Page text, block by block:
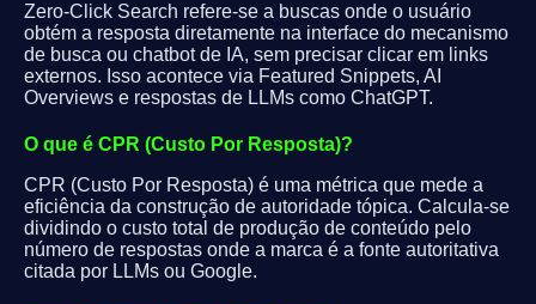
Zero-Click Search refere-se a buscas onde o usuário
obtém a resposta diretamente na interface do mecanismo
de busca ou chatbot de IA, sem precisar clicar em links
externos. Isso acontece via Featured Snippets, AI
Overviews e respostas de LLMs como ChatGPT.
O que é CPR (Custo Por Resposta)?
CPR (Custo Por Resposta) é uma métrica que mede a
eficiência da construção de autoridade tópica. Calcula-se
dividindo o custo total de produção de conteúdo pelo
número de respostas onde a marca é a fonte autoritativa
citada por LLMs ou Google.